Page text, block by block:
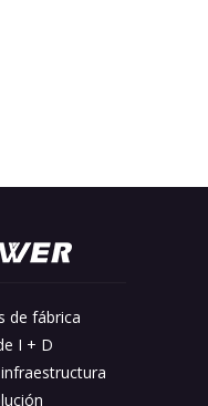
de fábrica
I + D